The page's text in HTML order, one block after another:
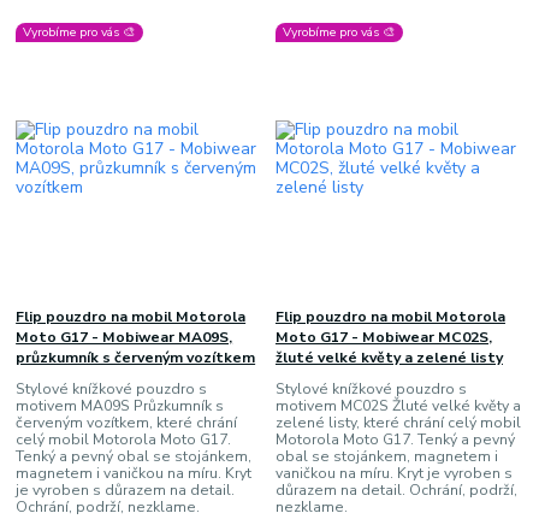
Vyrobíme pro vás 🎨
Flip pouzdro na mobil Motorola
Moto G17 - Mobiwear MA09S,
průzkumník s červeným vozítkem
Stylové knížkové pouzdro s
motivem MA09S Průzkumník s
červeným vozítkem, které chrání
celý mobil Motorola Moto G17.
Tenký a pevný obal se stojánkem,
magnetem i vaničkou na míru. Kryt
je vyroben s důrazem na detail.
Ochrání, podrží, nezklame.
Vyrobíme pro vás 🎨
Flip pouzdro na mobil Motorola
Moto G17 - Mobiwear MC02S,
žluté velké květy a zelené listy
Stylové knížkové pouzdro s
motivem MC02S Žluté velké květy a
zelené listy, které chrání celý mobil
Motorola Moto G17. Tenký a pevný
obal se stojánkem, magnetem i
vaničkou na míru. Kryt je vyroben s
důrazem na detail. Ochrání, podrží,
nezklame.